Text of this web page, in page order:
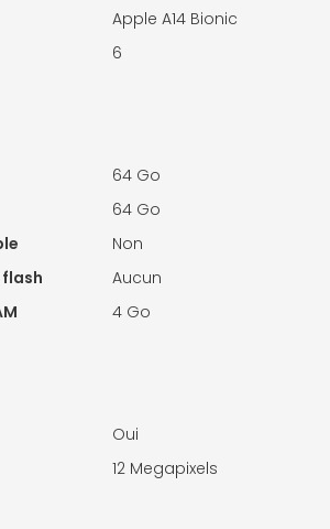
Apple A14 Bionic
6
64 Go
64 Go
Non
Aucun
4 Go
Oui
12 Megapixels